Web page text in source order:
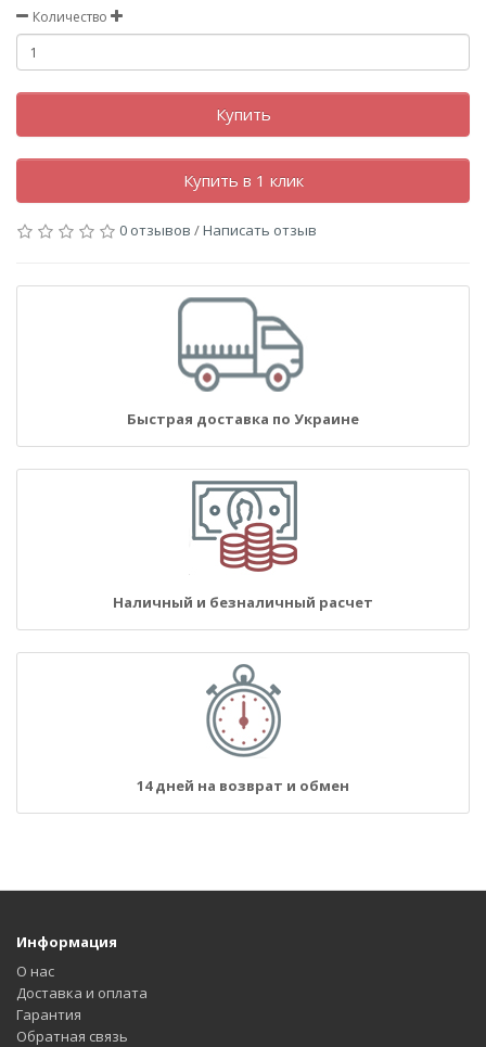
Количество
Купить
Купить в 1 клик
0 отзывов /Написать отзыв
Быстрая доставка по Украине
Наличный и безналичный расчет
14 дней на возврат и обмен
Информация
О нас
Доставка и оплата
Гарантия
Обратная связь